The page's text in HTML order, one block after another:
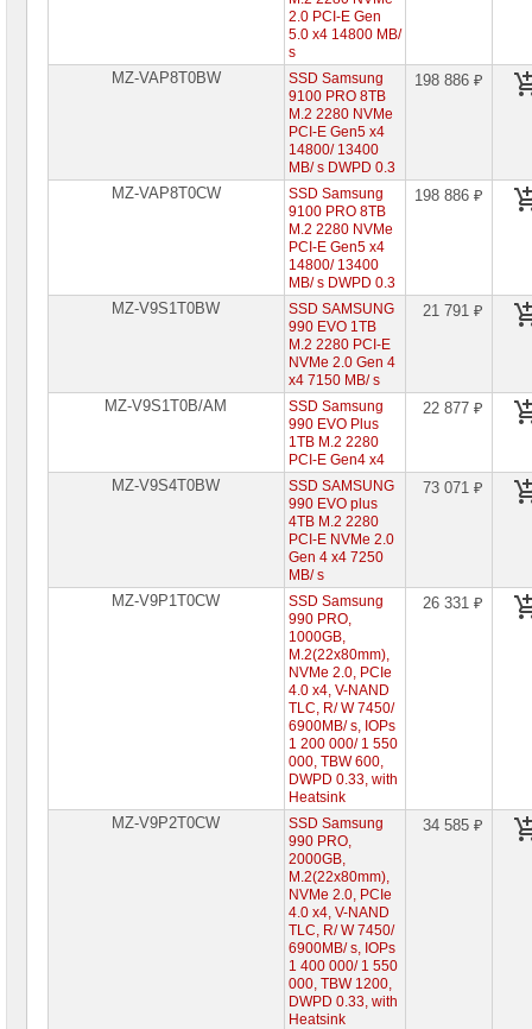
2.0 PCI-E Gen
5.0 x4 14800 MB/
s
MZ-VAP8T0BW
SSD Samsung
9100 PRO 8TB
M.2 2280 NVMe
PCI-E Gen5 x4
14800/ 13400
MB/ s DWPD 0.3
198 886 ₽
MZ-VAP8T0CW
SSD Samsung
9100 PRO 8TB
M.2 2280 NVMe
PCI-E Gen5 x4
14800/ 13400
MB/ s DWPD 0.3
198 886 ₽
MZ-V9S1T0BW
SSD SAMSUNG
990 EVO 1TB
M.2 2280 PCI-E
NVMe 2.0 Gen 4
x4 7150 MB/ s
21 791 ₽
MZ-V9S1T0B/AM
SSD Samsung
990 EVO Plus
1TB M.2 2280
PCI-E Gen4 x4
22 877 ₽
MZ-V9S4T0BW
SSD SAMSUNG
990 EVO plus
4TB M.2 2280
PCI-E NVMe 2.0
Gen 4 x4 7250
MB/ s
73 071 ₽
MZ-V9P1T0CW
SSD Samsung
990 PRO,
1000GB,
M.2(22x80mm),
NVMe 2.0, PCIe
4.0 x4, V-NAND
TLC, R/ W 7450/
6900MB/ s, IOPs
1 200 000/ 1 550
000, TBW 600,
DWPD 0.33, with
Heatsink
26 331 ₽
MZ-V9P2T0CW
SSD Samsung
990 PRO,
2000GB,
M.2(22x80mm),
NVMe 2.0, PCIe
4.0 x4, V-NAND
TLC, R/ W 7450/
6900MB/ s, IOPs
1 400 000/ 1 550
000, TBW 1200,
DWPD 0.33, with
Heatsink
34 585 ₽